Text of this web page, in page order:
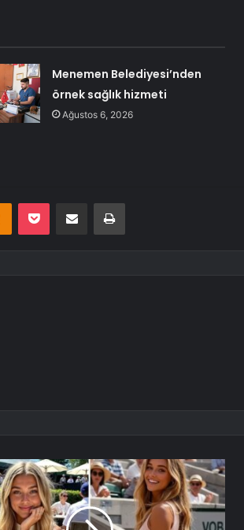
Menemen Belediyesi’nden
örnek sağlık hizmeti
Ağustos 6, 2026
Odnoklassniki
Pocket E-Posta ile paylaş Yazdır